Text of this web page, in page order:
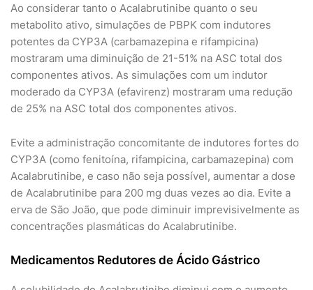
Ao considerar tanto o Acalabrutinibe quanto o seu
metabolito ativo, simulações de PBPK com indutores
potentes da CYP3A (carbamazepina e rifampicina)
mostraram uma diminuição de 21-51% na ASC total dos
componentes ativos. As simulações com um indutor
moderado da CYP3A (efavirenz) mostraram uma redução
de 25% na ASC total dos componentes ativos.
Evite a administração concomitante de indutores fortes do
CYP3A (como fenitoína, rifampicina, carbamazepina) com
Acalabrutinibe, e caso não seja possível, aumentar a dose
de Acalabrutinibe para 200 mg duas vezes ao dia. Evite a
erva de São João, que pode diminuir imprevisivelmente as
concentrações plasmáticas do Acalabrutinibe.
Medicamentos Redutores de Ácido Gástrico